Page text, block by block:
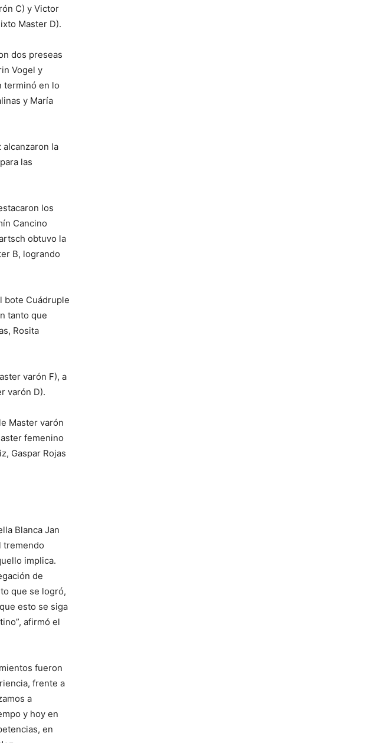
C) y Victor
Master D).
dos preseas
Vogel y
terminó en lo
y María
la
las
los
Cancino
obtuvo la
B, logrando
bote Cuádruple
tanto que
Rosita
varón F), a
varón D).
Master varón
femenino
Gaspar Rojas
Blanca Jan
tremendo
implica.
de
que se logró,
esto se siga
afirmó el
fueron
frente a
a
y hoy en
en